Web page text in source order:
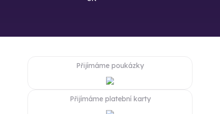
Přijímáme poukázky
Přijímáme platební karty